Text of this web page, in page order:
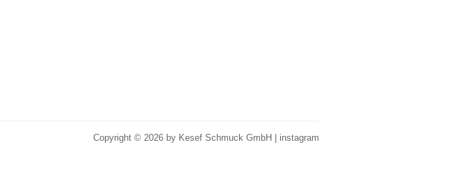
Copyright © 2026 by Kesef Schmuck GmbH | instagram